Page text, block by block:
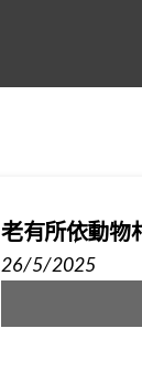
老有所依動物
26/5/2025